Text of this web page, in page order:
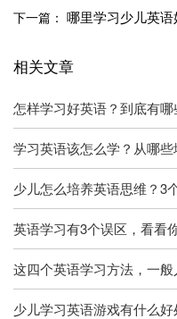
下一篇： 哪里学习少儿英
相关文章
怎样学习好英语？到底有哪
学习英语该怎么学？从哪些
少儿怎么培养英语思维？3
英语学习有3个误区，看看
这四个英语学习方法，一般
少儿学习英语游戏有什么